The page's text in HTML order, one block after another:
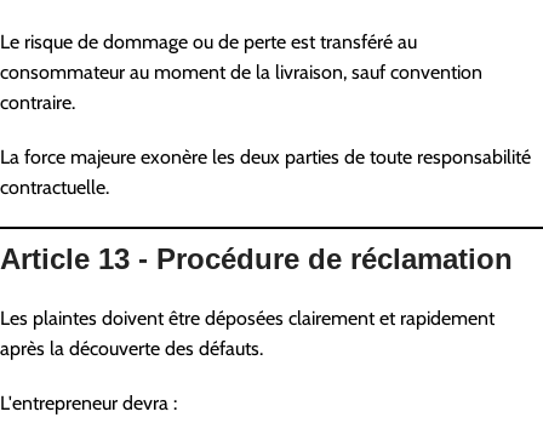
Le risque de dommage ou de perte est transféré au
consommateur au moment de la livraison, sauf convention
contraire.
La force majeure exonère les deux parties de toute responsabilité
contractuelle.
Article 13 - Procédure de réclamation
Les plaintes doivent être déposées clairement et rapidement
après la découverte des défauts.
L'entrepreneur devra :